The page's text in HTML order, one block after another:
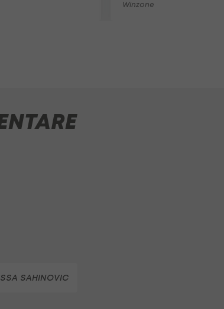
Winzone
SAHINOVIC